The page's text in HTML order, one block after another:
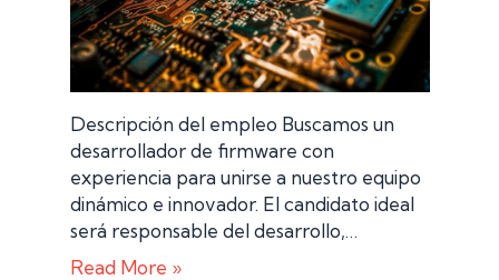
Descripción del empleo Buscamos un
desarrollador de firmware con
experiencia para unirse a nuestro equipo
dinámico e innovador. El candidato ideal
será responsable del desarrollo,…
Read More »